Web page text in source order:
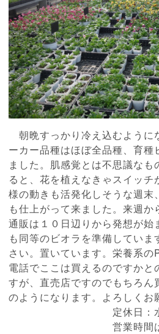
朝晩すっかり冷え込むように
ーカー品種はほぼ全品種、育種
ました。肌感覚とは不思議な
ると、花を植えなきゃスイッチ
様の動きも活発化しそうな週
も仕上がって来ました。来週か
通販は１０日辺りから発想が始
も同等のビオラを準備してい
さい。置いています。栄養系の
電話でここは買えるのですかと
すが、直売店ですのでもちろん
のようになります。よろしくお
定休日：水
営業時間は10